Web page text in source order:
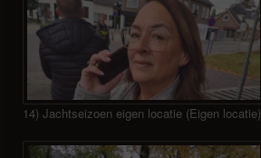
14) Jachtseizoen eigen locatie (Eigen locatie)